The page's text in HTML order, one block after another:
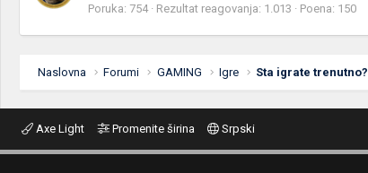
Poruka 754 Rezultat reagovanja 1.013 Poena 150
Naslovna Forumi GAMING Igre Sta igrate trenutno?
Axe Light Promenite širina Srpski